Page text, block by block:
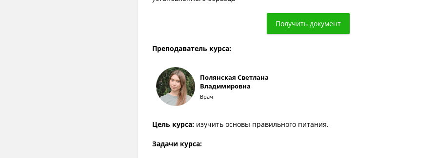
Преподаватель курса:
Полянская Светлана
Владимировна
Врач
Цель курса: изучить основы правильного питания.
Задачи курса: